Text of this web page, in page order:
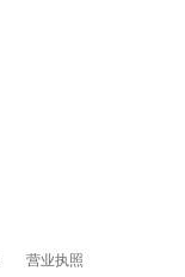
营业执照